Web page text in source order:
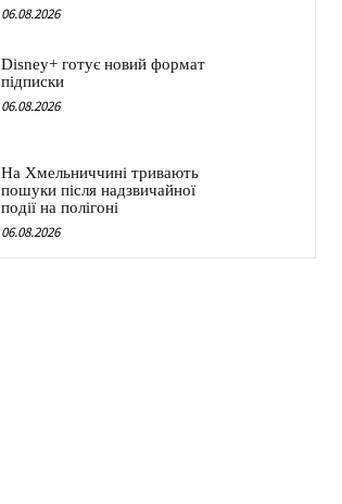
06.08.2026
Disney+ готує новий формат
підписки
06.08.2026
На Хмельниччині тривають
пошуки після надзвичайної
події на полігоні
06.08.2026